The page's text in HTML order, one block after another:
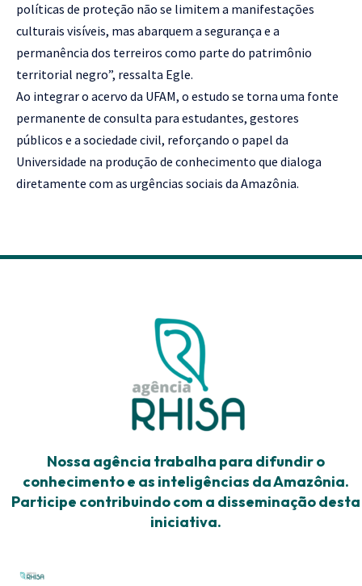
políticas de proteção não se limitem a manifestações
culturais visíveis, mas abarquem a segurança e a
permanência dos terreiros como parte do patrimônio
territorial negro”, ressalta Egle.
Ao integrar o acervo da UFAM, o estudo se torna uma fonte
permanente de consulta para estudantes, gestores
públicos e a sociedade civil, reforçando o papel da
Universidade na produção de conhecimento que dialoga
diretamente com as urgências sociais da Amazônia.
Nossa agência trabalha para difundir o
conhecimento e as inteligências da Amazônia.
Participe contribuindo com a disseminação desta
iniciativa.